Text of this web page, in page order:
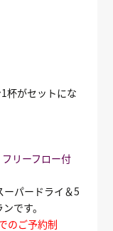
杯がセットにな
リーフロー付
ーパードライ＆5
です。
のご予約制